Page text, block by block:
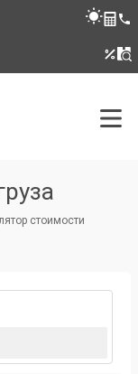
стоимости